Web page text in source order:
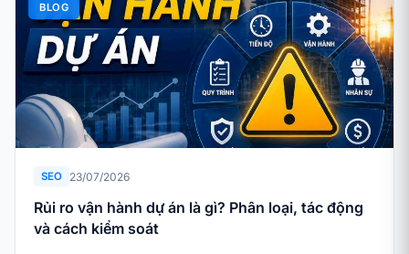
BLOG
SEO 23/07/2026
Rủi ro vận hành dự án là gì? Phân loại, tác động
và cách kiểm soát